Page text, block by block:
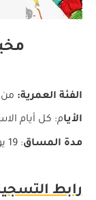
الفئة العمرية: من 5 الى 11 سنوات
الأيام: كل أيام
مدة المساق: 19 يوم من تاريخ 5/1/2025 الى 31/1/2025
رابط